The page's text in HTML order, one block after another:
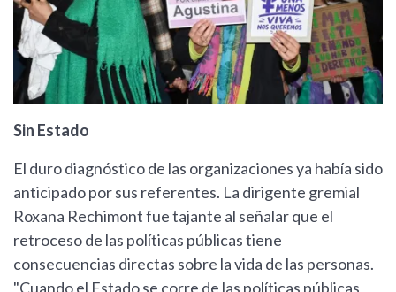
Sin Estado
El duro diagnóstico de las organizaciones ya había sido
anticipado por sus referentes. La dirigente gremial
Roxana Rechimont fue tajante al señalar que el
retroceso de las políticas públicas tiene
consecuencias directas sobre la vida de las personas.
"Cuando el Estado se corre de las políticas públicas